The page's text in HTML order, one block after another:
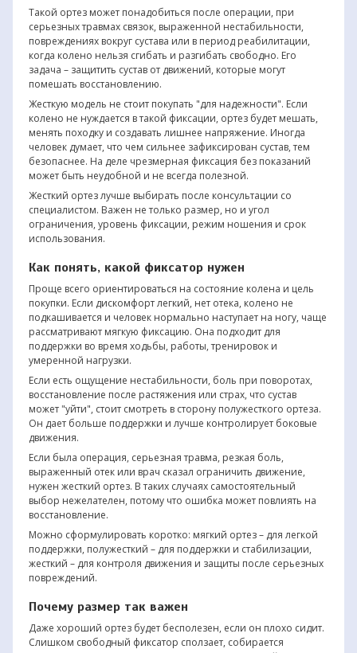
Такой ортез может понадобиться после операции, при
серьезных травмах связок, выраженной нестабильности,
повреждениях вокруг сустава или в период реабилитации,
когда колено нельзя сгибать и разгибать свободно. Его
задача – защитить сустав от движений, которые могут
помешать восстановлению.
Жесткую модель не стоит покупать "для надежности". Если
колено не нуждается в такой фиксации, ортез будет мешать,
менять походку и создавать лишнее напряжение. Иногда
человек думает, что чем сильнее зафиксирован сустав, тем
безопаснее. На деле чрезмерная фиксация без показаний
может быть неудобной и не всегда полезной.
Жесткий ортез лучше выбирать после консультации со
специалистом. Важен не только размер, но и угол
ограничения, уровень фиксации, режим ношения и срок
использования.
Как понять, какой фиксатор нужен
Проще всего ориентироваться на состояние колена и цель
покупки. Если дискомфорт легкий, нет отека, колено не
подкашивается и человек нормально наступает на ногу, чаще
рассматривают мягкую фиксацию. Она подходит для
поддержки во время ходьбы, работы, тренировок и
умеренной нагрузки.
Если есть ощущение нестабильности, боль при поворотах,
восстановление после растяжения или страх, что сустав
может "уйти", стоит смотреть в сторону полужесткого ортеза.
Он дает больше поддержки и лучше контролирует боковые
движения.
Если была операция, серьезная травма, резкая боль,
выраженный отек или врач сказал ограничить движение,
нужен жесткий ортез. В таких случаях самостоятельный
выбор нежелателен, потому что ошибка может повлиять на
восстановление.
Можно сформулировать коротко: мягкий ортез – для легкой
поддержки, полужесткий – для поддержки и стабилизации,
жесткий – для контроля движения и защиты после серьезных
повреждений.
Почему размер так важен
Даже хороший ортез будет бесполезен, если он плохо сидит.
Слишком свободный фиксатор сползает, собирается